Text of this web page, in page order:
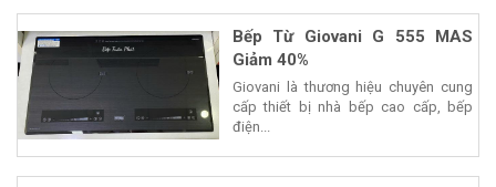
Bếp Từ Giovani G 555 MAS
Giảm 40%
Giovani là thương hiệu chuyên cung
cấp thiết bị nhà bếp cao cấp, bếp
điện...